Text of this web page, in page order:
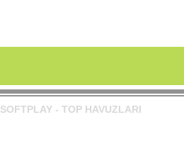
SOFTPLAY - TOP HAVUZLARI